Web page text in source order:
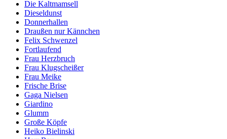
Die Kaltmamsell
Dieseldunst
Donnerhallen
Draußen nur Kännchen
Felix Schwenzel
Fortlaufend
Frau Herzbruch
Frau Klugscheißer
Frau Meike
Frische Brise
Gaga Nielsen
Giardino
Glumm
Große Köpfe
Heiko Bielinski